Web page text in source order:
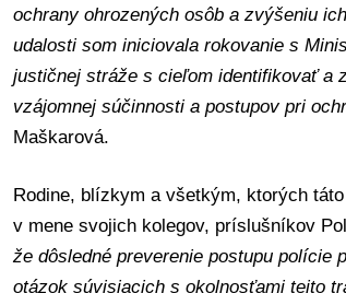
ochrany ohrozených osôb a zvýšeniu
udalosti som iniciovala rokovanie s
justičnej stráže s cieľom identifikovať a
vzájomnej súčinnosti a postupov pri
Maškarová.
Rodine, blízkym a všetkým, ktorých
v mene svojich kolegov, príslušníkov
že dôsledné preverenie postupu polície
otázok súvisiacich s okolnosťami tejto